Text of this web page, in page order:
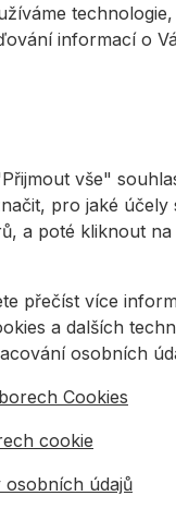
M16 10 ks
M20 10 ks
M20 10 ks
M24 5 ks
M24 5 ks
informací o
vše"
pro jaké účely
a poté kliknout
přečíst více
a dalších
osobních
Cookies
cookie
osobních údajů